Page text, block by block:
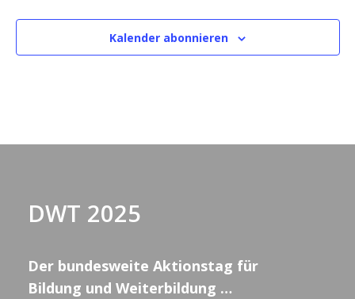
m
ä
.
Kalender abonnieren
DWT 2025
Der bundesweite Aktionstag für
Bildung und Weiterbildung …